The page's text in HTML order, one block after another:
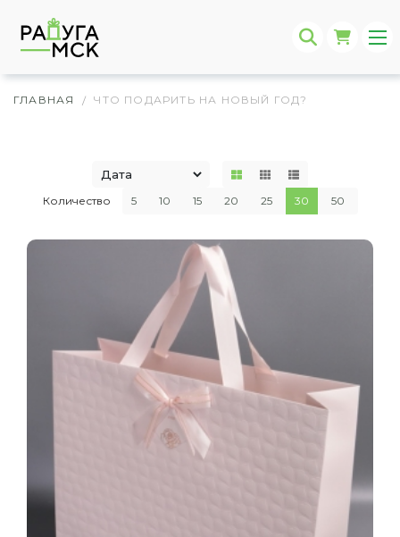
ГЛАВНАЯ / ЧТО ПОДАРИТЬ НА НОВЫЙ ГОД?
Количество 5 10 15 20 25 30 50